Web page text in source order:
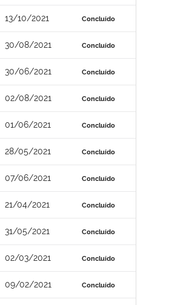
13/10/2021 Concluído
30/08/2021 Concluído
30/06/2021 Concluído
02/08/2021 Concluído
01/06/2021 Concluído
28/05/2021 Concluído
07/06/2021 Concluído
21/04/2021 Concluído
31/05/2021 Concluído
02/03/2021 Concluído
09/02/2021 Concluído